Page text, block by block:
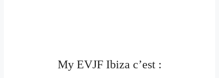
My EVJF Ibiza c’est :